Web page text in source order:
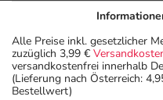
Alle Preise inkl. gesetzlicher
zuzüglich 3,99 €
versandkostenfrei innerhalb
(Lieferung nach Österreich:
Bestellwert)